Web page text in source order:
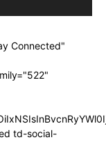
Connected"
td-social-